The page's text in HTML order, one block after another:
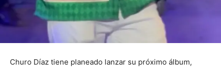
Churo Díaz tiene planeado lanzar su próximo álbum,